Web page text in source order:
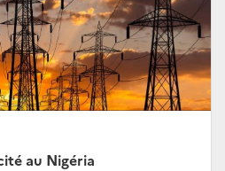
au Nigéria